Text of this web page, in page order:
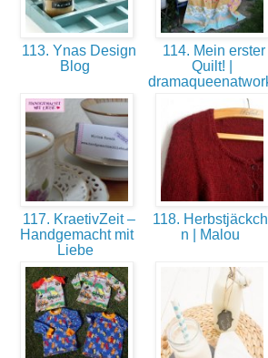
113. Ynas Design
Blog
114. Mein erster
Quilt! |
117. KraetivZeit –
Handgemacht mit
Liebe
118.
n | Malou